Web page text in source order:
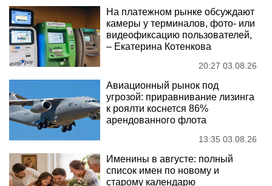
На платежном рынке обсуждают
камеры у терминалов, фото- или
видеофиксацию пользователей,
– Екатерина Котенкова
20:27 03.08.26
Авиационный рынок под
угрозой: приравнивание лизинга
к роялти коснется 86%
арендованного флота
13:35 03.08.26
Именины в августе: полный
список имен по новому и
старому календарю